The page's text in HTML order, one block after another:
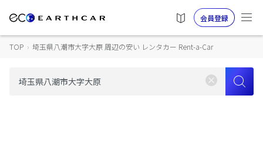
会員登録
TOP › 埼玉県八潮市大字大原 周辺の安い レンタカー Rent-a-Car